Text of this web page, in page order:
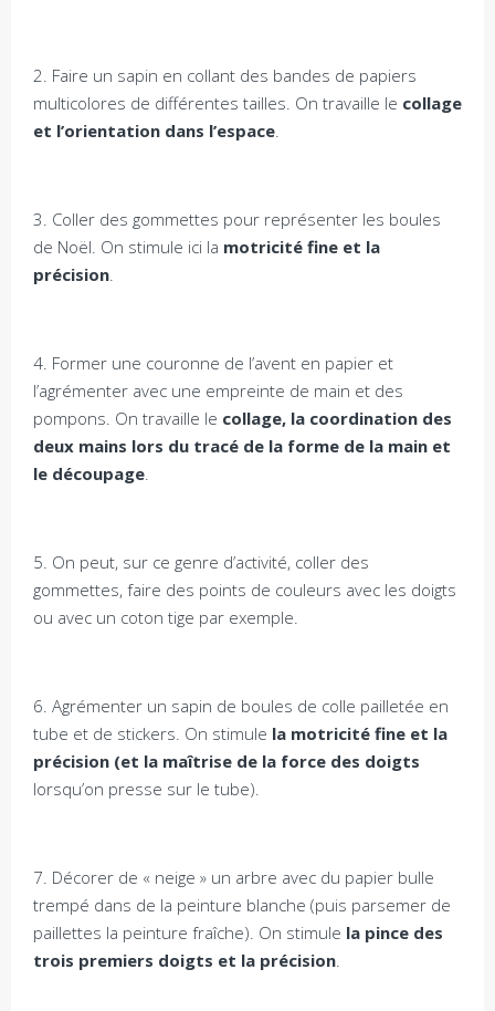
2. Faire un sapin en collant des bandes de papiers
multicolores de différentes tailles. On travaille le collage
et l’orientation dans l’espace.
3. Coller des gommettes pour représenter les boules
de Noël. On stimule ici la motricité fine et la
précision.
4. Former une couronne de l’avent en papier et
l’agrémenter avec une empreinte de main et des
pompons. On travaille le collage, la coordination des
deux mains lors du tracé de la forme de la main et
le découpage.
5. On peut, sur ce genre d’activité, coller des
gommettes, faire des points de couleurs avec les doigts
ou avec un coton tige par exemple.
6. Agrémenter un sapin de boules de colle pailletée en
tube et de stickers. On stimule la motricité fine et la
précision (et la maîtrise de la force des doigts
lorsqu’on presse sur le tube).
7. Décorer de « neige » un arbre avec du papier bulle
trempé dans de la peinture blanche (puis parsemer de
paillettes la peinture fraîche). On stimule la pince des
trois premiers doigts et la précision.